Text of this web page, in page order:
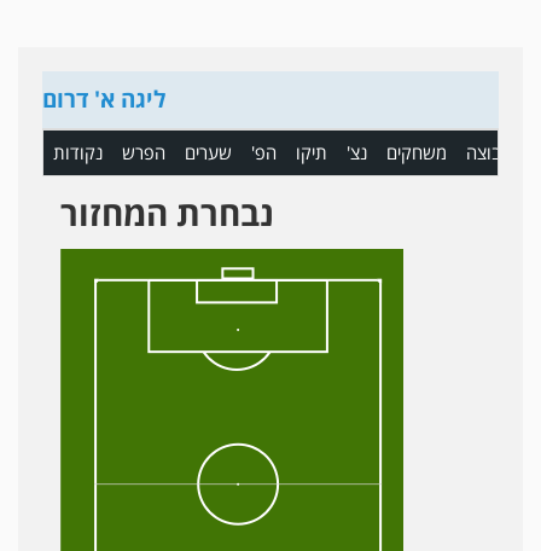
ליגה א' דרום
קבוצה משחקים נצ' תיקו הפ' שערים הפרש נקודות
נבחרת המחזור